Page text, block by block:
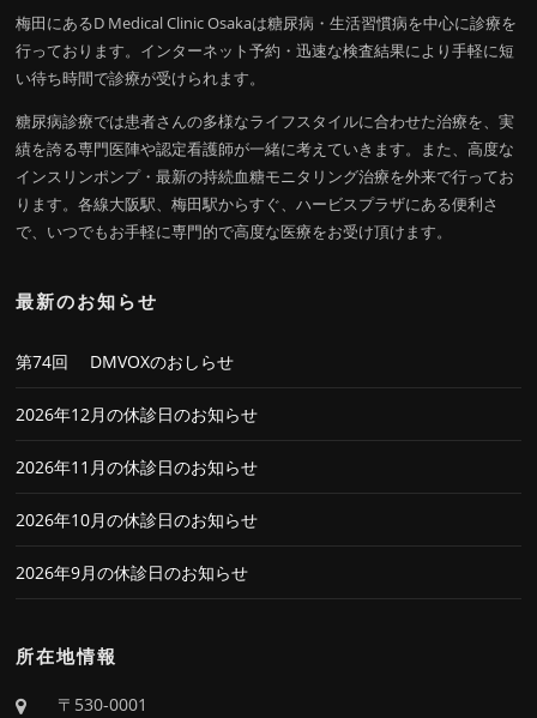
梅田にあるD Medical Clinic Osakaは糖尿病・生活習慣病を中心に診療を
行っております。インターネット予約・迅速な検査結果により手軽に短
い待ち時間で診療が受けられます。
糖尿病診療では患者さんの多様なライフスタイルに合わせた治療を、実
績を誇る専門医陣や認定看護師が一緒に考えていきます。また、高度な
インスリンポンプ・最新の持続血糖モニタリング治療を外来で行ってお
ります。各線大阪駅、梅田駅からすぐ、ハービスプラザにある便利さ
で、いつでもお手軽に専門的で高度な医療をお受け頂けます。
最新のお知らせ
第74回 DMVOXのおしらせ
2026年12月の休診日のお知らせ
2026年11月の休診日のお知らせ
2026年10月の休診日のお知らせ
2026年9月の休診日のお知らせ
所在地情報
〒530-0001